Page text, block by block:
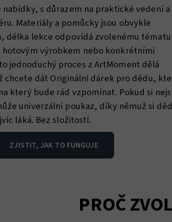
s důrazem na praktické vedení a
Materiály a pomůcky jsou obvykle
délka lekce odpovídá zvolenému tématu
hotovým výrobkem nebo konkrétními
jednoduchý proces z ArtMoment dělá
chcete dát Originální dárek pro dědu,
který bude rád vzpomínat. Pokud si
univerzální poukaz, díky němuž si
láká. Bez složitostí.
ZJISTIT, JAK TO FUNGUJE
PROČ